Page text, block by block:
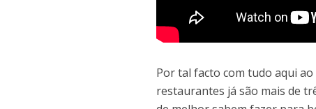
Por tal facto com tudo aqui
restaurantes já são mais de